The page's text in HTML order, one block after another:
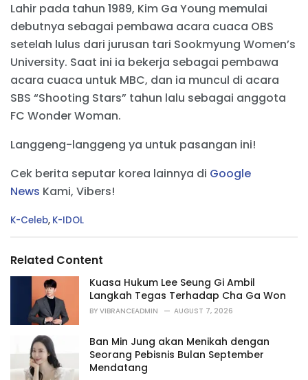
Lahir pada tahun 1989, Kim Ga Young memulai
debutnya sebagai pembawa acara cuaca OBS
setelah lulus dari jurusan tari Sookmyung Women’s
University. Saat ini ia bekerja sebagai pembawa
acara cuaca untuk MBC, dan ia muncul di acara
SBS “Shooting Stars” tahun lalu sebagai anggota
FC Wonder Woman.
Langgeng-langgeng ya untuk pasangan ini!
Cek berita seputar korea lainnya di Google
News Kami, Vibers!
C
e
K-Celeb, K-IDOL
Related Content
Kuasa Hukum Lee Seung Gi Ambil
Langkah Tegas Terhadap Cha Ga Won
BY VIBRANCEADMIN AUGUST 7, 2026
Ban Min Jung akan Menikah dengan
Seorang Pebisnis Bulan September
Mendatang